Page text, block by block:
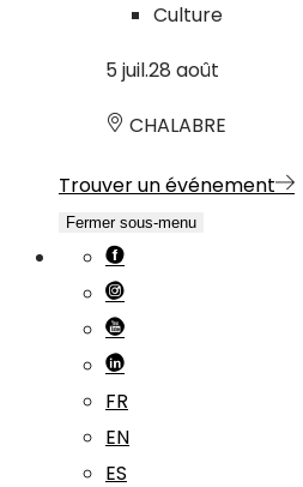
Culture
5 juil.28 août
CHALABRE
Trouver un événement
Fermer sous-menu
FR
EN
ES